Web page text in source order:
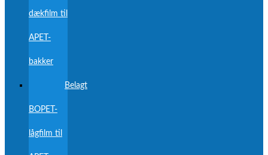
dækfilm til
APET-
bakker
Belagt
BOPET-
lågfilm til